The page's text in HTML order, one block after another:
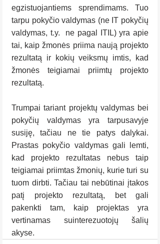
egzistuojantiems sprendimams. Tuo
tarpu pokyčio valdymas (ne IT pokyčių
valdymas, t.y.  ne pagal ITIL) yra apie
tai, kaip žmonės priima naują projekto
rezultatą ir kokių veiksmų imtis, kad
žmonės teigiamai priimtų projekto
rezultatą.
Trumpai tariant projektų valdymas bei
pokyčių valdymas yra tarpusavyje
susiję, tačiau ne tie patys dalykai.
Prastas pokyčio valdymas gali lemti,
kad projekto rezultatas nebus taip
teigiamai priimtas žmonių, kurie turi su
tuom dirbti. Tačiau tai nebūtinai įtakos
patį projekto rezultatą, bet gali
pakenkti tam, kaip projektas yra
vertinamas suinterezuotojų šalių
akyse.